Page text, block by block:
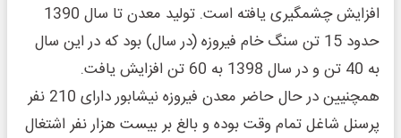
افزایش چشمگیری یافته است. تولید معدن تا سال 1390
حدود 15 تن سنگ خام فیروزه (در سال) بود که در این سال
به 40 تن و در سال 1398 به 60 تن افزایش یافت.
همچنیین در حال حاضر معدن فیروزه نیشابور دارای 210 نفر
پرسنل شاغل تمام وقت بوده و بالغ بر بیست هزار نفر اشتغال